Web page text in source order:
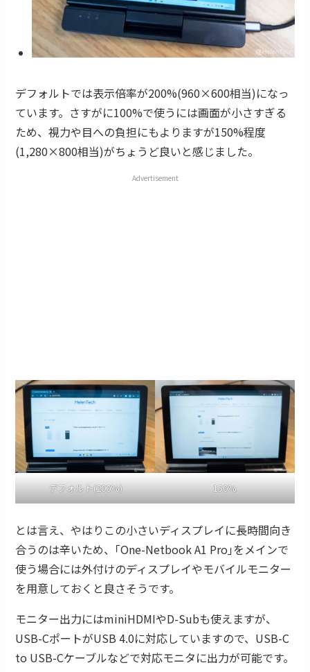
デフォルトでは表示倍率が200%(960×600相当)になっ
ています。さすがに100%で使うには画面が小さすぎる
ため、視力や目への負担にもよりますが150%程度
(1,280×800相当)がちょうど良いと感じました。
Advertisement
デフォルト(200%) 150%
とは言え、やはりこの小さいディスプレイに長時間向き
合うのは辛いため、｢One-Netbook A1 Pro｣をメインで
使う場合には外付けのディスプレイやモバイルモニター
を用意しておくと良さそうです。
モニター出力にはminiHDMIやD-Subも使えますが、
USB-CポートがUSB 4.0に対応していますので、USB-C
to USB-Cケーブルなどで対応モニタに出力が可能です。